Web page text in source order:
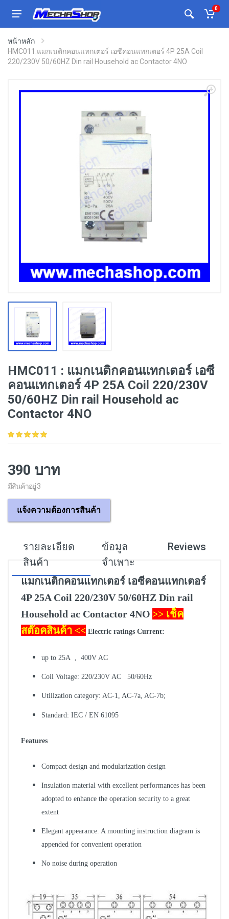
0
หน้าหลัก
HMC011:แมกเนติกคอนแทกเตอร์ เอซีคอนแทกเตอร์ 4P 25A Coil
220/230V 50/60HZ Din rail Household ac Contactor 4NO
HMC011 : แมกเนติกคอนแทกเตอร์ เอซี
คอนแทกเตอร์ 4P 25A Coil 220/230V
50/60HZ Din rail Household ac
Contactor 4NO
390 บาท
มีสินค้าอยู่ 3
แจ้งความต้องการสินค้า
รายละเอียด
สินค้า
ข้อมูล
จำเพาะ
Reviews
แมกเนติกคอนแทกเตอร์ เอซีคอนแทกเตอร์
4P 25A Coil 220/230V 50/60HZ Din rail
Household ac Contactor 4NO >> เช็ค
สต๊อคสินค้า << Electric ratings Current:
up to 25A , 400V AC
Coil Voltage: 220/230V AC 50/60Hz
Utilization category: AC-1, AC-7a, AC-7b;
Standard: IEC / EN 61095
Features
Compact design and modularization design
Insulation material with excellent performances has been
adopted to enhance the operation security to a great
extent
Elegant appearance. A mounting instruction diagram is
appended for convenient operation
No noise during operation